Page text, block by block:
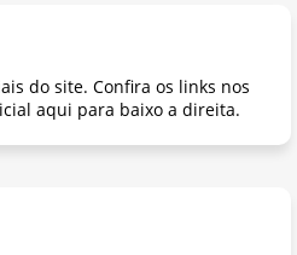
do site. Confira os links nos
aqui para baixo a direita.